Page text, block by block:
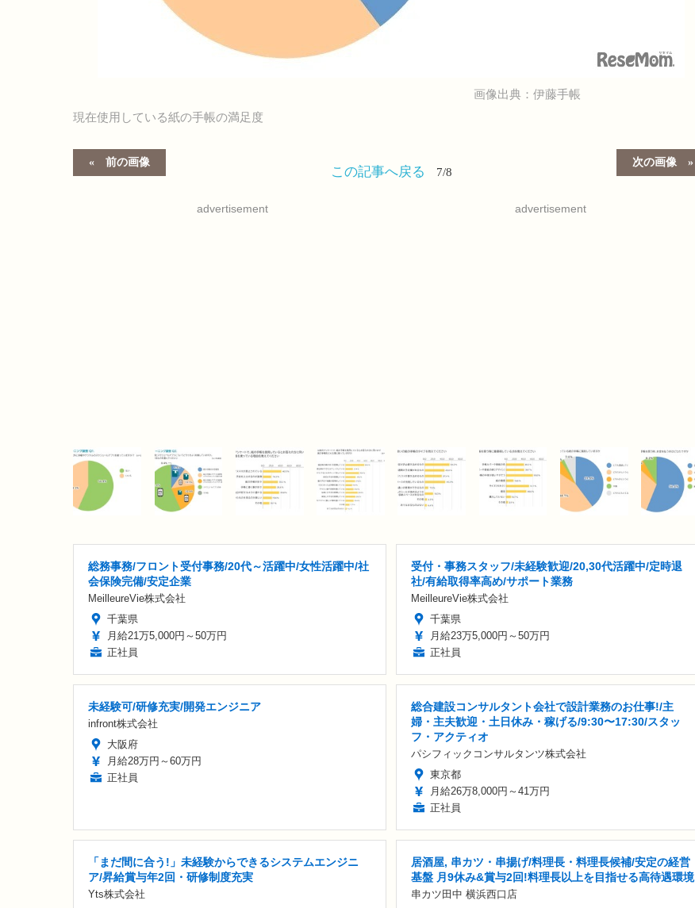
画像出典：伊藤手帳
現在使用している紙の手帳の満足度
前の画像 次の画像
この記事へ戻る 7/8
advertisement advertisement
総務事務/フロント受付事務/20代～活躍中/女性活躍中/社
会保険完備/安定企業
MeilleureVie株式会社
千葉県
月給21万5,000円～50万円
正社員
受付・事務スタッフ/未経験歓迎/20,30代活躍中/定時退
社/有給取得率高め/サポート業務
MeilleureVie株式会社
千葉県
月給23万5,000円～50万円
正社員
未経験可/研修充実/開発エンジニア
infront株式会社
大阪府
月給28万円～60万円
正社員
総合建設コンサルタント会社で設計業務のお仕事!/主
婦・主夫歓迎・土日休み・稼げる/9:30〜17:30/スタッ
フ・アクティオ
パシフィックコンサルタンツ株式会社
東京都
月給26万8,000円～41万円
正社員
「まだ間に合う!」未経験からできるシステムエンジニ
ア/昇給賞与年2回・研修制度充実
Yts株式会社
居酒屋, 串カツ・串揚げ/料理長・料理長候補/安定の経営
基盤 月9休み&賞与2回!料理長以上を目指せる高待遇環境
串カツ田中 横浜西口店